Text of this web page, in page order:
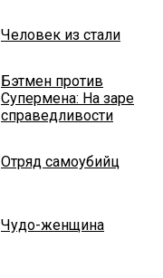
Человек из стали
Бэтмен против
Супермена: На заре
справедливости
Отряд самоубийц
Чудо-женщина